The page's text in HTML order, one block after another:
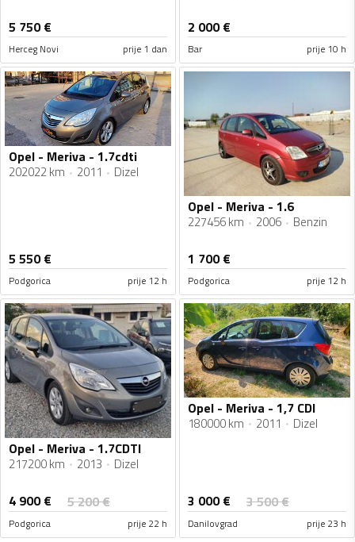
5 750€
Herceg Novi prije 1 dan
2 000€
Bar prije 10 h
Opel - Meriva - 1.7cdti
202022 km 2011 Dizel
5 550€
Podgorica prije 12 h
Opel - Meriva - 1.6
227456 km 2006 Benzin
1 700€
Podgorica prije 12 h
Opel - Meriva - 1.7CDTI
217200 km 2013 Dizel
4 900€ 5 200€
Podgorica prije 22 h
Opel - Meriva - 1,7 CDI
180000 km 2011 Dizel
3 000€ 3 500€
Danilovgrad prije 23 h